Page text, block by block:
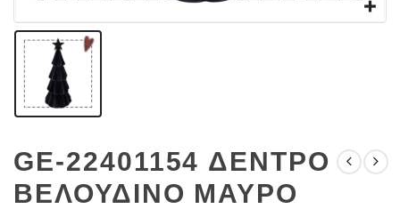
GE-22401154 ΔΕΝΤΡΟ
ΒΕΛΟΥΔΙΝΟ ΜΑΥΡΟ